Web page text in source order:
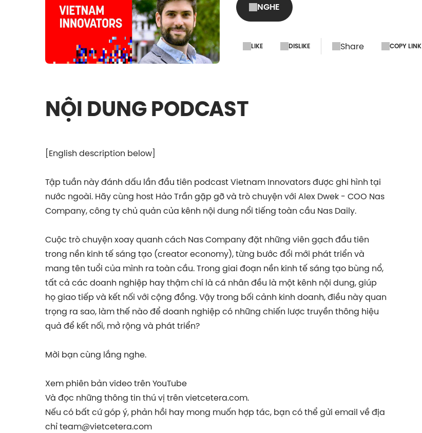
NGHE
LIKE DISLIKE Share COPY LINK
NỘI DUNG PODCAST
[English description below]
Tập tuần này đánh dấu lần đầu tiên podcast Vietnam Innovators được ghi hình tại
nước ngoài. Hãy cùng host Hảo Trần gặp gỡ và trò chuyện với Alex Dwek - COO Nas
Company, công ty chủ quản của kênh nội dung nổi tiếng toàn cầu Nas Daily.
Cuộc trò chuyện xoay quanh cách Nas Company đặt những viên gạch đầu tiên
trong nền kinh tế sáng tạo (creator economy), từng bước đổi mới phát triển và
mang tên tuổi của mình ra toàn cầu. Trong giai đoạn nền kinh tế sáng tạo bùng nổ,
tất cả các doanh nghiệp hay thậm chí là cá nhân đều là một kênh nội dung, giúp
họ giao tiếp và kết nối với cộng đồng. Vậy trong bối cảnh kinh doanh, điều này quan
trọng ra sao, làm thế nào để doanh nghiệp có những chiến lược truyền thông hiệu
quả để kết nối, mở rộng và phát triển?
Mời bạn cùng lắng nghe.
Xem phiên bản video trên YouTube
Và đọc những thông tin thú vị trên vietcetera.com.
Nếu có bất cứ góp ý, phản hồi hay mong muốn hợp tác, bạn có thể gửi email về địa
chỉteam@vietcetera.com